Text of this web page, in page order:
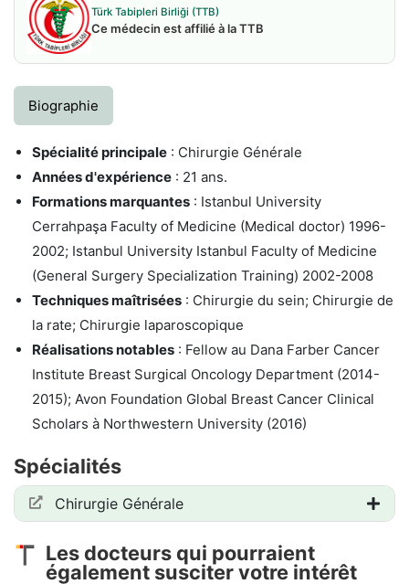
Türk Tabipleri Birliği (TTB)
Ce médecin est affilié à la TTB
Biographie
Spécialité principale : Chirurgie Générale
Années d'expérience : 21 ans.
Formations marquantes : Istanbul University
Cerrahpaşa Faculty of Medicine (Medical doctor) 1996-
2002; Istanbul University Istanbul Faculty of Medicine
(General Surgery Specialization Training) 2002-2008
Techniques maîtrisées : Chirurgie du sein; Chirurgie de
la rate; Chirurgie laparoscopique
Réalisations notables : Fellow au Dana Farber Cancer
Institute Breast Surgical Oncology Department (2014-
2015); Avon Foundation Global Breast Cancer Clinical
Scholars à Northwestern University (2016)
Spécialités
Chirurgie Générale
Les docteurs qui pourraient
également susciter votre intérêt